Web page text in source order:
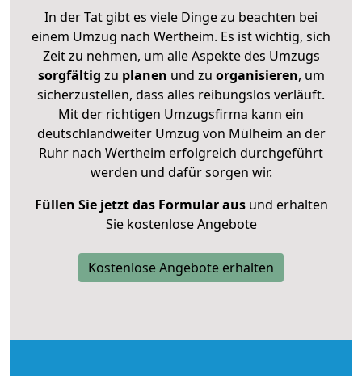
In der Tat gibt es viele Dinge zu beachten bei
einem Umzug nach Wertheim. Es ist wichtig, sich
Zeit zu nehmen, um alle Aspekte des Umzugs
sorgfältig zu planen und zu organisieren, um
sicherzustellen, dass alles reibungslos verläuft.
Mit der richtigen Umzugsfirma kann ein
deutschlandweiter Umzug von Mülheim an der
Ruhr nach Wertheim erfolgreich durchgeführt
werden und dafür sorgen wir.
Füllen Sie jetzt das Formular ausund erhalten
Sie kostenlose Angebote
Kostenlose Angebote erhalten